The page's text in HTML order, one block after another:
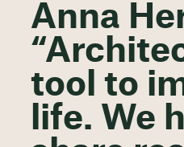
Anna
tool to
life. We